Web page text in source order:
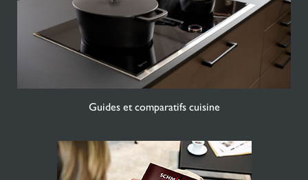
Guides et comparatifs cuisine